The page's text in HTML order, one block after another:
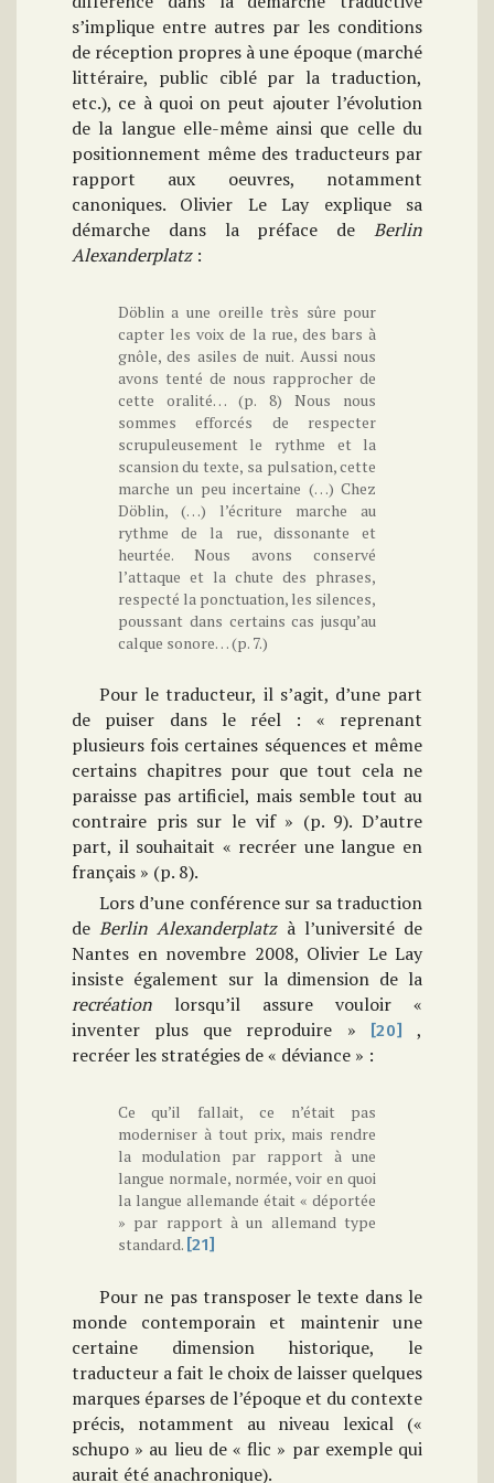
s’implique entre autres par les conditions
de réception propres à une époque (marché
littéraire, public ciblé par la traduction,
etc.), ce à quoi on peut ajouter l’évolution
de la langue elle-même ainsi que celle du
positionnement même des traducteurs par
rapport aux oeuvres, notamment
canoniques. Olivier Le Lay explique sa
démarche dans la préface de Berlin
Alexanderplatz :
Döblin a une oreille très sûre pour
capter les voix de la rue, des bars à
gnôle, des asiles de nuit. Aussi nous
avons tenté de nous rapprocher de
cette oralité… (p. 8) Nous nous
sommes efforcés de respecter
scrupuleusement le rythme et la
scansion du texte, sa pulsation, cette
marche un peu incertaine (…) Chez
Döblin, (…) l’écriture marche au
rythme de la rue, dissonante et
heurtée. Nous avons conservé
l’attaque et la chute des phrases,
respecté la ponctuation, les silences,
poussant dans certains cas jusqu’au
calque sonore… (p. 7.)
Pour le traducteur, il s’agit, d’une part
de puiser dans le réel : « reprenant
plusieurs fois certaines séquences et même
certains chapitres pour que tout cela ne
paraisse pas artificiel, mais semble tout au
contraire pris sur le vif » (p. 9). D’autre
part, il souhaitait « recréer une langue en
français » (p. 8).
Lors d’une conférence sur sa traduction
deBerlin Alexanderplatz à l’université de
Nantes en novembre 2008, Olivier Le Lay
insiste également sur la dimension de la
recréation lorsqu’il assure vouloir «
inventer plus que reproduire »
[20]
,
recréer les stratégies de « déviance » :
Ce qu’il fallait, ce n’était pas
moderniser à tout prix, mais rendre
la modulation par rapport à une
langue normale, normée, voir en quoi
la langue allemande était « déportée
» par rapport à un allemand type
standard. [21]
Pour ne pas transposer le texte dans le
monde contemporain et maintenir une
certaine dimension historique, le
traducteur a fait le choix de laisser quelques
marques éparses de l’époque et du contexte
précis, notamment au niveau lexical («
schupo » au lieu de « flic » par exemple qui
aurait été anachronique).